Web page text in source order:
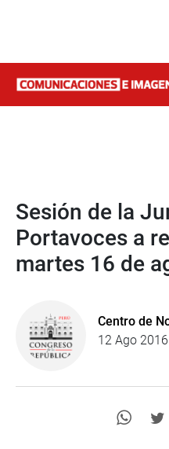
Sesión de la
Portavoces a
martes 16 de
Centro de
12 Ago